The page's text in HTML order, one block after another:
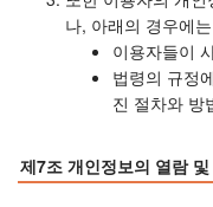
나, 아래의 경우에
이용자들이
법령의 규정
진 절차와 방
제7조 개인정보의 열람 및